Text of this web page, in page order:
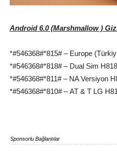
Android 6.0 (Marshmallow )
*#546368#*815# – Europe
*#546368#*818# – Dual Sim
*#546368#*811# – NA Versiyon
*#546368#*810# – AT & T LG
Sponsorlu Bağlantılar